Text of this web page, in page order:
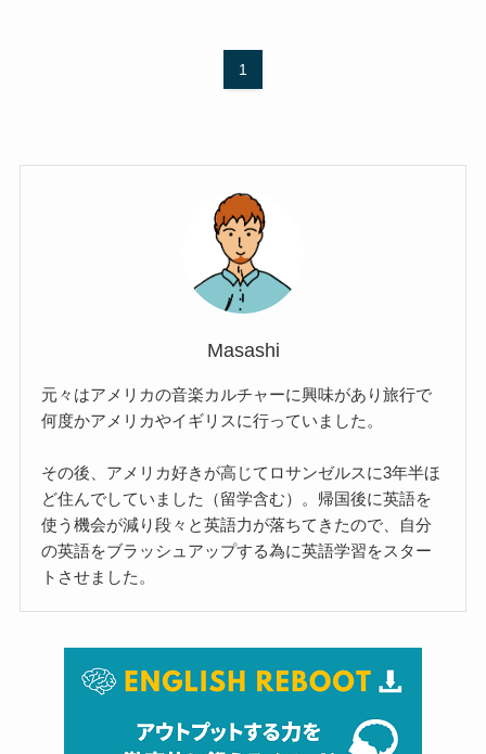
1
Masashi
元々はアメリカの音楽カルチャーに興味があり旅行で
何度かアメリカやイギリスに行っていました。
その後、アメリカ好きが高じてロサンゼルスに3年半ほ
ど住んでしていました（留学含む）。帰国後に英語を
使う機会が減り段々と英語力が落ちてきたので、自分
の英語をブラッシュアップする為に英語学習をスター
トさせました。